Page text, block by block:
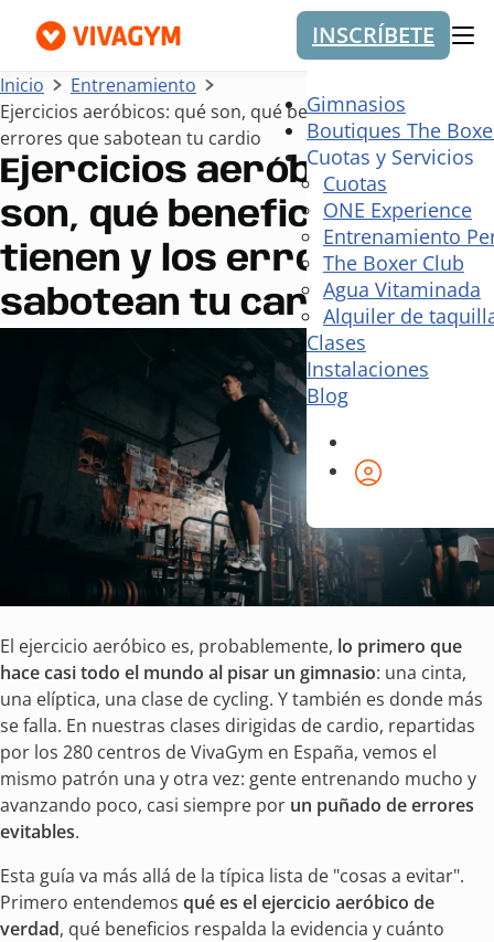
INSCRÍBETE
Gimnasios
Boutiques The
Cuotas y Servicios
Cuotas
ONE Experience
Entrenamiento
The Boxer Club
Agua Vitaminada
Alquiler de
Clases
Instalaciones
Blog
Inicio
Entrenamiento
Ejercicios aeróbicos: qué son, qué beneficios tienen y los
errores que sabotean tu cardio
Ejercicios aeróbicos: qué
son, qué beneficios
tienen y los errores que
sabotean tu cardio
El ejercicio aeróbico es, probablemente, lo primero que
hace casi todo el mundo al pisar un gimnasio: una cinta,
una elíptica, una clase de cycling. Y también es donde más
se falla. En nuestras clases dirigidas de cardio, repartidas
por los 280 centros de VivaGym en España, vemos el
mismo patrón una y otra vez: gente entrenando mucho y
avanzando poco, casi siempre por un puñado de errores
evitables.
Esta guía va más allá de la típica lista de "cosas a evitar".
Primero entendemos qué es el ejercicio aeróbico de
verdad, qué beneficios respalda la evidencia y cuánto